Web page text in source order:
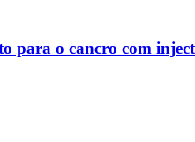
para o cancro com